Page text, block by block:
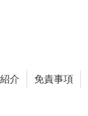
介 免責事項